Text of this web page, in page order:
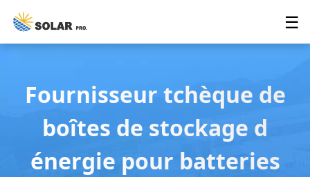
☰
Fournisseur tchèque de
boîtes de stockage d
énergie pour batteries